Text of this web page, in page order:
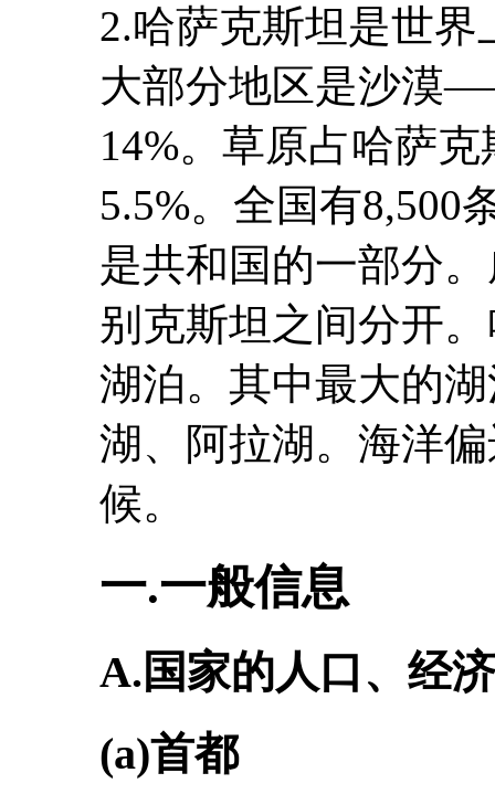
2.哈萨克斯坦是世
大部分地区是沙漠
14%。草原占哈萨
5.5%。全国有8,500
是共和国的一部分
别克斯坦之间分开
湖泊。其中最大的
湖、阿拉湖。海洋
候。
一.一般信息
A.国家的人口、经
(a)首都